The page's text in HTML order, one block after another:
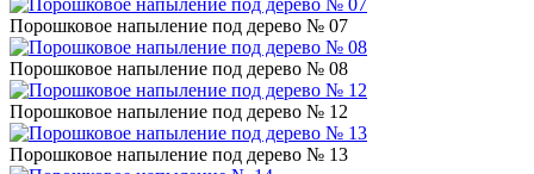
Порошковое напыление под дерево № 07
Порошковое напыление под дерево № 08
Порошковое напыление под дерево № 12
Порошковое напыление под дерево № 13